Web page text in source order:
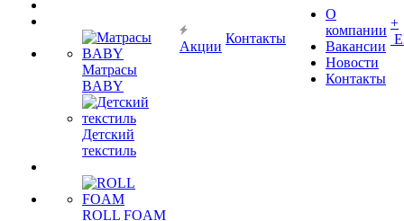
Матрасы
BABY
Детский
текстиль
ROLL FOAM
Акции
Контакты
О
компании
Вакансии
Новости
Контакты
+